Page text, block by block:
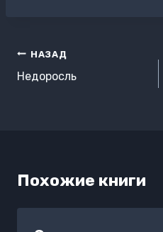
Навигация
по
НАЗАД
Недоросль
Похожие книги